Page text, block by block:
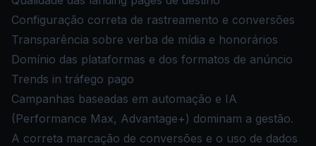
Configuração correta de rastreamento e conversões
Transparência sobre verba de mídia e honorários
Domínio das plataformas e dos formatos de anúncio
Trends in tráfego pago
Campanhas baseadas em automação e IA
(Performance Max, Advantage+) dominam a gestão.
A correta marcação de conversões e o uso de dados